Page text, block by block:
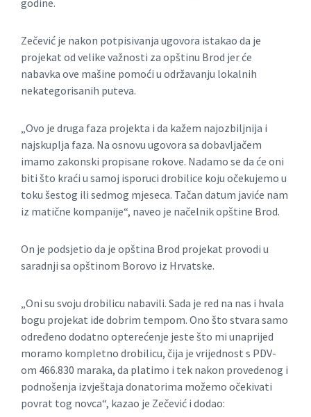
Zečević je nakon potpisivanja ugovora istakao da je
projekat od velike važnosti za opštinu Brod jer će
nabavka ove mašine pomoći u održavanju lokalnih
nekategorisanih puteva.
„Ovo je druga faza projekta i da kažem najozbiljnija i
najskuplja faza. Na osnovu ugovora sa dobavljačem
imamo zakonski propisane rokove. Nadamo se da će oni
biti što kraći u samoj isporuci drobilice koju očekujemo u
toku šestog ili sedmog mjeseca. Tačan datum javiće nam
iz matične kompanije“, naveo je načelnik opštine Brod.
On je podsjetio da je opština Brod projekat provodi u
saradnji sa opštinom Borovo iz Hrvatske.
„Oni su svoju drobilicu nabavili. Sada je red na nas i hvala
bogu projekat ide dobrim tempom. Ono što stvara samo
određeno dodatno opterećenje jeste što mi unaprijed
moramo kompletno drobilicu, čija je vrijednost s PDV-
om 466.830 maraka, da platimo i tek nakon provedenog i
podnošenja izvještaja donatorima možemo očekivati
povrat tog novca“, kazao je Zečević i dodao: